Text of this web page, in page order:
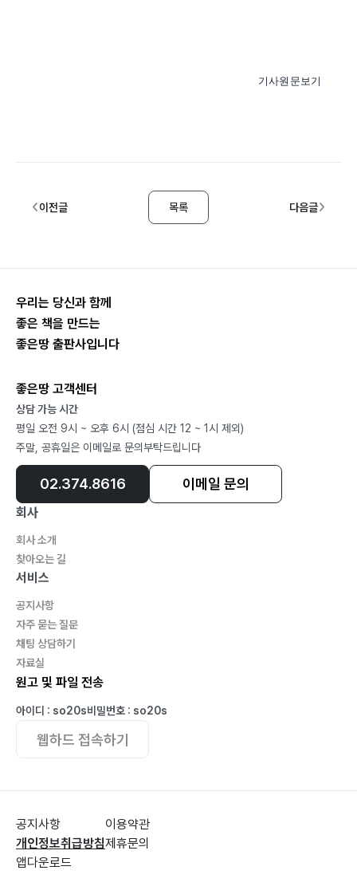
기사원문보기
이전글 목록 다음글
우리는 당신과 함께
좋은 책을 만드는
좋은땅 출판사입니다
좋은땅 고객센터
상담 가능 시간
평일 오전 9시 ~ 오후 6시 (점심 시간 12 ~ 1시 제외)
주말, 공휴일은 이메일로 문의부탁드립니다
02.374.8616 이메일 문의
회사
회사 소개
찾아오는 길
서비스
공지사항
자주 묻는 질문
채팅 상담하기
자료실
원고 및 파일 전송
아이디 : so20s비밀번호 : so20s
웹하드 접속하기
공지사항
개인정보취급방침
앱다운로드
이용약관
제휴문의